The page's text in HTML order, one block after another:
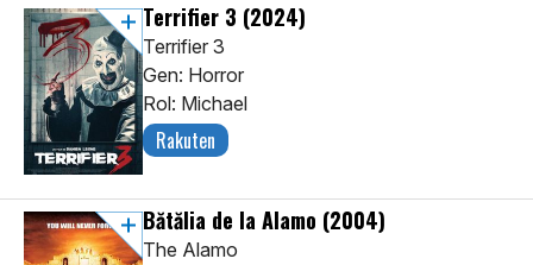
Terrifier 3 (2024)
Terrifier 3
Gen: Horror
Rol: Michael
Rakuten
Bătălia de la Alamo (2004)
The Alamo